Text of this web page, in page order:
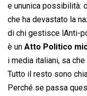
e ununica
che ha devastato la
di chi gestisce lAnti-
è un Atto Politico
i media italiani, sa
Tutto il resto sono
Perché se passa